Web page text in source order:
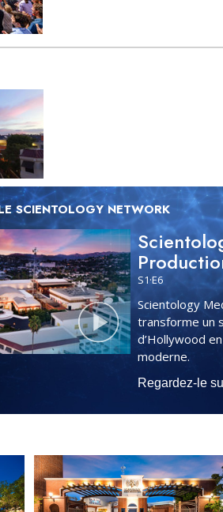
SCIENTOLOGY NETWORK
S1·E6
Scientology
transforme un
d’Hollywood
moderne.
Regardez-le